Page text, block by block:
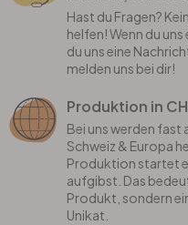
Hast du Fragen?
helfen! Wenn du
du uns eine
melden uns bei dir!
Produktion in
Bei uns werden fast
Schweiz & Europa
Produktion startet
aufgibst. Das
Produkt, sondern
Unikat.